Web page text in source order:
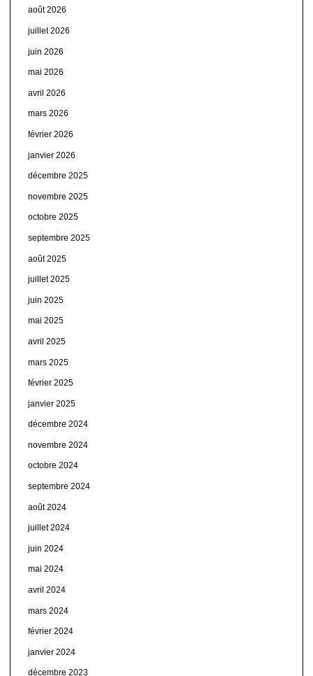
août 2026
juillet 2026
juin 2026
mai 2026
avril 2026
mars 2026
février 2026
janvier 2026
décembre 2025
novembre 2025
octobre 2025
septembre 2025
août 2025
juillet 2025
juin 2025
mai 2025
avril 2025
mars 2025
février 2025
janvier 2025
décembre 2024
novembre 2024
octobre 2024
septembre 2024
août 2024
juillet 2024
juin 2024
mai 2024
avril 2024
mars 2024
février 2024
janvier 2024
décembre 2023